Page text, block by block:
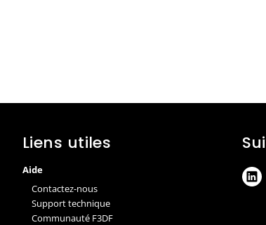
Liens utiles
Aide
Contactez-nous
Support technique
Communauté F3DF